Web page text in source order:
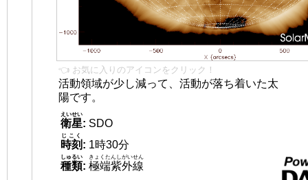
👈 お気に入りのアイコンをクリック！
活動領域が少し減って、活動が落ち着いた太
陽です。
衛星
えいせい
: SDO
時刻
じこく
: 1時30分
種類
しゅるい
: 極端紫外線
きょくたんしがいせん